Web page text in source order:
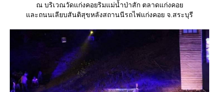
ณ บริเวณวัดแก่งคอยริมแม่น้ำป่าสัก ตลาดแก่งคอ
ละถนนเลียบสันติสุขหลังสถานนีรถไฟแก่งคอย จ.สระบุรี